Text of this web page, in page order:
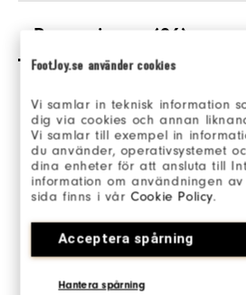
FootJoy.se använder cookies
Vi samlar in teknisk information
dig via cookies och annan
Vi samlar till exempel in
du använder, operativsystemet
dina enheter för att ansluta till
information om användningen
sida finns i vårCookie Policy.
Acceptera spårning
Hantera spårning
Recensioner (96)
Overall
4.9/5